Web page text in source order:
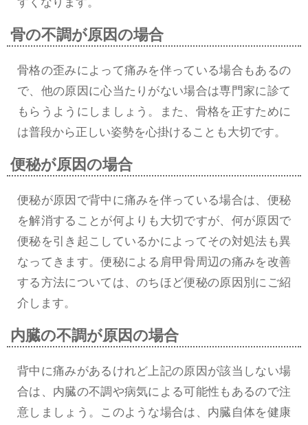
骨の不調が原因の場合
骨格の歪みによって痛みを伴っている場合もあるの
で、他の原因に心当たりがない場合は専門家に診て
もらうようにしましょう。また、骨格を正すために
は普段から正しい姿勢を心掛けることも大切です。
便秘が原因の場合
便秘が原因で背中に痛みを伴っている場合は、便秘
を解消することが何よりも大切ですが、何が原因で
便秘を引き起こしているかによってその対処法も異
なってきます。便秘による肩甲骨周辺の痛みを改善
する方法については、のちほど便秘の原因別にご紹
介します。
内臓の不調が原因の場合
背中に痛みがあるけれど上記の原因が該当しない場
合は、内臓の不調や病気による可能性もあるので注
意しましょう。このような場合は、内臓自体を健康